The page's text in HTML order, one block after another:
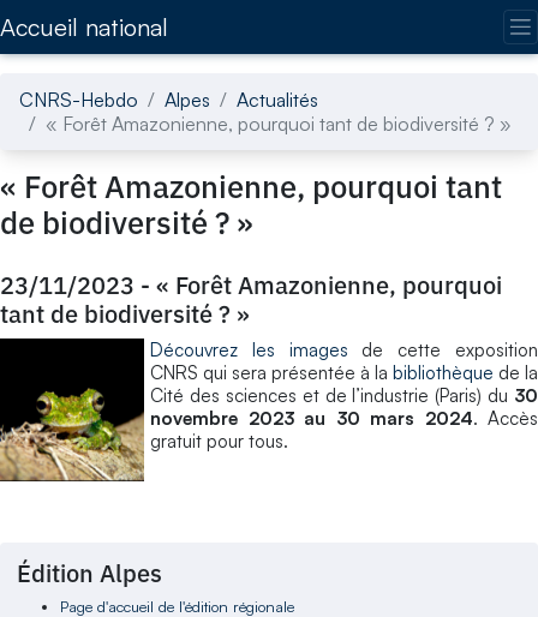
Accueil national
CNRS-Hebdo Alpes
Actualités
« Forêt Amazonienne, pourquoi tant de biodiversité ? »
« Forêt Amazonienne, pourquoi tant
de biodiversité ? »
23/11/2023 - « Forêt Amazonienne, pourquoi
tant de biodiversité ? »
Découvrez les images de cette exposition
CNRS qui sera présentée à la bibliothèque de la
Cité des sciences et de l’industrie (Paris) du 30
novembre 2023 au 30 mars 2024. Accès
gratuit pour tous.
Édition Alpes
Page d'accueil de l'édition régionale